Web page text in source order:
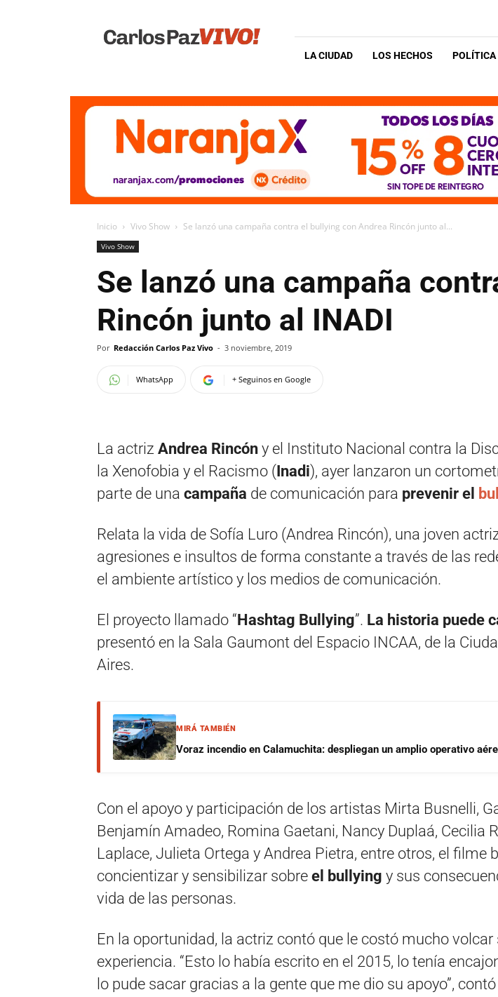
Vivo
LA CIUDAD LOS HECHOS POLÍTICA
Inicio Vivo Show Se lanzó una campaña contra el bullying con Andrea Rincón junto al...
Vivo Show
Se lanzó una campaña
Rincón junto al INADI
Por Redacción Carlos Paz Vivo - 3 noviembre, 2019
WhatsApp + Seguinos en Google
La actriz Andrea Rincón y el Instituto Nacional contra la
la Xenofobia y el Racismo (Inadi), ayer lanzaron un
parte de una campaña de comunicación para prevenir el
Relata la vida de Sofía Luro (Andrea Rincón), una joven
agresiones e insultos de forma constante a través de las
el ambiente artístico y los medios de comunicación.
El proyecto llamado “Hashtag Bullying”. La historia puede
presentó en la Sala Gaumont del Espacio INCAA, de la
Aires.
MIRÁ TAMBIÉN
Voraz incendio en Calamuchita: despliegan un amplio operativo
Con el apoyo y participación de los artistas Mirta Busnelli,
Benjamín Amadeo, Romina Gaetani, Nancy Duplaá, Cecilia
Laplace, Julieta Ortega y Andrea Pietra, entre otros, el filme
concientizar y sensibilizar sobre el bullying y sus
vida de las personas.
En la oportunidad, la actriz contó que le costó mucho volcar
experiencia. “Esto lo había escrito en el 2015, lo tenía
lo pude sacar gracias a la gente que me dio su apoyo”,